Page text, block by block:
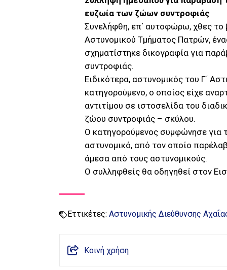
ευζωία των ζώων συντροφιάς
Συνελήφθη, επ΄ αυτοφώρω, χθες το
Αστυνομικού Τμήματος Πατρών,
σχηματίστηκε δικογραφία για
συντροφιάς.
Ειδικότερα, αστυνομικός του Γ΄
κατηγορούμενο, ο οποίος είχε
αντιτίμου σε ιστοσελίδα του
ζώου συντροφιάς – σκύλου.
O κατηγορούμενος συμφώνησε για
αστυνομικό, από τον οποίο
άμεσα από τους αστυνομικούς.
Ο συλληφθείς θα οδηγηθεί στον
Εττικέτες: Αστυνομικής Διεύθυνσης
Κοινή χρήση